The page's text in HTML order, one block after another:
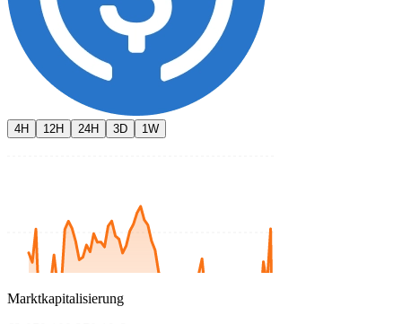
4H 12H 24H 3D 1W
Marktkapitalisierung